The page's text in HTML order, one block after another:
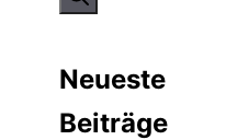
Neueste
Beiträge